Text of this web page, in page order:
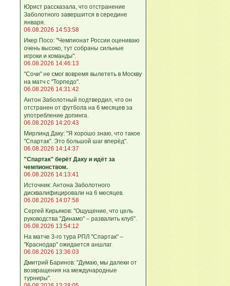
Юрист рассказала, что отстранение
Заболотного завершится в середине
января.
06.08.2026 14:53:58
Икер Посо: "Чемпионат России оцениваю
очень высоко, тут собраны сильные
игроки и команды".
06.08.2026 14:46:13
"Сочи" не смог вовремя вылететь в Москву
на матч с "Торпедо".
06.08.2026 14:31:42
Антон Заболотный подтвердил, что он
отстранен от футбола на 6 месяцев за
употребление допинга.
06.08.2026 14:20:43
Мирлинд Даку: "Я хорошо знаю, что такое
"Спартак". Это большой шаг вперёд".
06.08.2026 14:14:37
"Спартак" берёт Даку и идёт за
чемпионством.
06.08.2026 14:13:41
Источник: Антона Заболотного
дисквалифицировали на 6 месяцев.
06.08.2026 14:07:58
Сергей Кирьяков: "Ощущение, что цель
руководства "Динамо" – развалить клуб".
06.08.2026 13:54:12
На матче 3-го тура РПЛ "Спартак" –
"Краснодар" ожидается аншлаг.
06.08.2026 13:36:03
Дмитрий Баринов: "Думаю, мы далеки от
возвращения на международные
турниры".